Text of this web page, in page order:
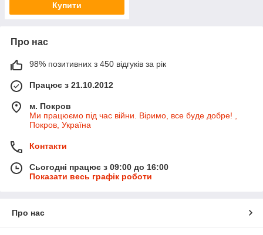
Купити
Про нас
98% позитивних з 450 відгуків за рік
Працює з 21.10.2012
м. Покров
Ми працюємо під час війни. Віримо, все буде добре! ,
Покров, Україна
Контакти
Сьогодні працює з 09:00 до 16:00
Показати весь графік роботи
Про нас